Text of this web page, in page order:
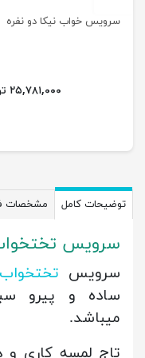
سرویس خواب نیکا دو نفره
۲۵,۷۸۱,۰۰۰ تومان
توضیحات کامل مشخصات
سرویس
سرویس تختخواب
ساده و پیرو
میباشد.
تاج لمسه کاری و